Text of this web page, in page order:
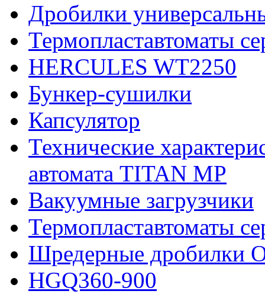
Дробилки
Термопластавтоматы
HERCULES WT2250
Бункер-сушилки
Капсулятор
Технические
автомата TITAN MP
Вакуумные загрузчики
Термопластавтоматы
Шредерные дробилки
HGQ360-900